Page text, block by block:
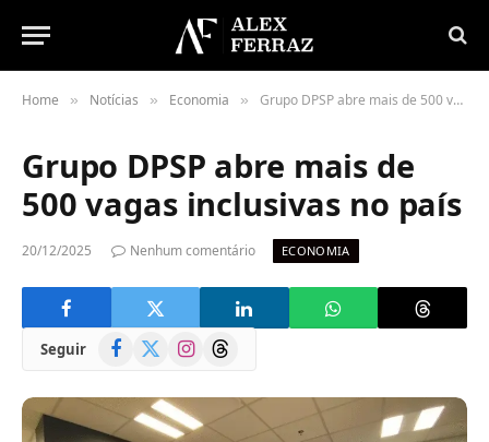
Home » Notícias » Economia » Grupo DPSP abre mais de 500 vagas inclusivas no país
Grupo DPSP abre mais de
500 vagas inclusivas no país
20/12/2025 Nenhum comentário ECONOMIA
Seguir Facebook
(Twitter)
InstagramThreads